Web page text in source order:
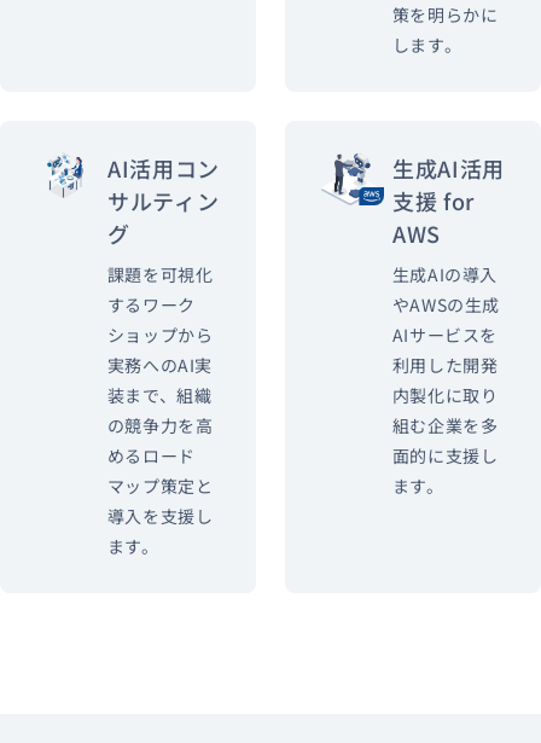
策を明らかに
します。
AI活用コン
サルティン
グ
課題を可視化
するワーク
ショップから
実務へのAI実
装まで、組織
の競争力を高
めるロード
マップ策定と
導入を支援し
ます。
生成AI活用
支援 for
AWS
生成AIの導入
やAWSの生成
AIサービスを
利用した開発
内製化に取り
組む企業を多
面的に支援し
ます。